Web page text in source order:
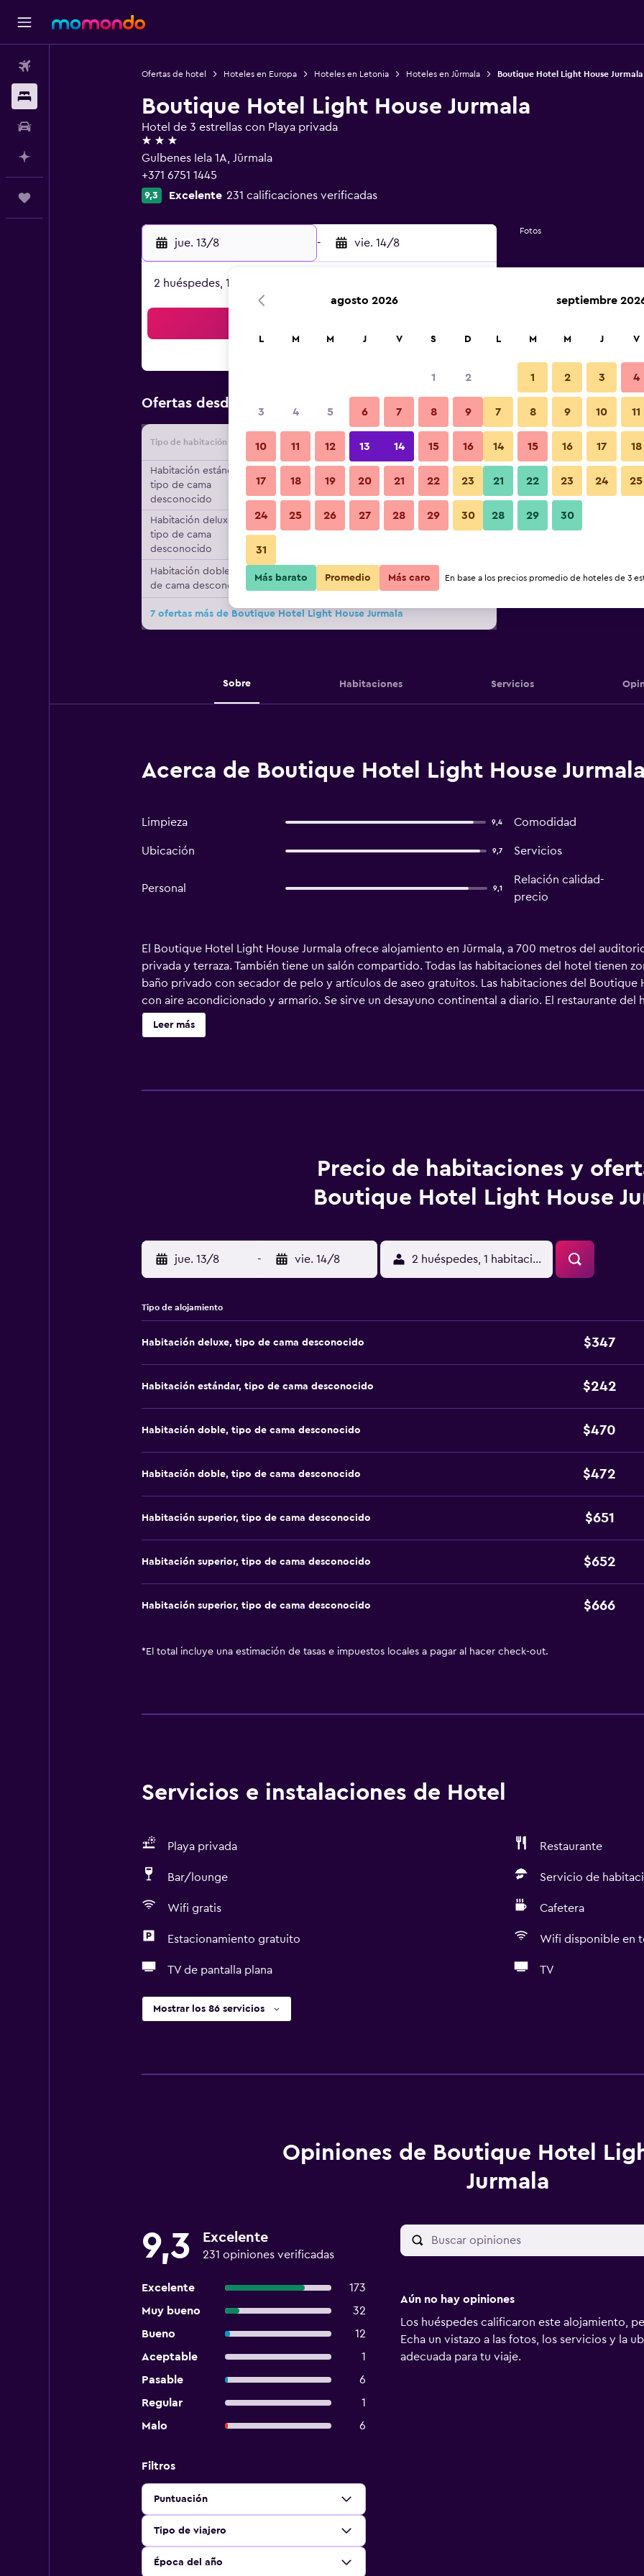
Ofertas de hotel Hoteles en Europa Hoteles en Letonia Hoteles en Jūrmala Boutique Hotel Light House Jurmala
Boutique Hotel Light House Jurmala
Hotel de 3 estrellas con Playa privada
3 estrellas
Gulbenes Iela 1A, Jūrmala
+371 6751 1445
9,3 Excelente 231 calificaciones verificadas
jue. 13/8 - vie. 14/8
2 huéspedes, 1 habitación
Ofertas desde Oferta más barata de precio por noche
Tipo de habitación Proveedor Total noche
Habitación estándar,
tipo de cama
desconocido
$242 Ver oferta
Habitación deluxe,
tipo de cama
desconocido
Habitación doble, tipo
de cama desconocido
$470 Ver oferta
7 ofertas más de Boutique Hotel Light House Jurmala
Fotos
Sobre Habitaciones Servicios
Acerca de Boutique Hotel Light House
Limpieza 9,4 Comodidad
Ubicación 9,7 Servicios
Personal 9,1
Relación calidad-
precio
El Boutique Hotel Light House Jurmala ofrece alojamiento en Jūrmala, a 700 metros del
privada y terraza. También tiene un salón compartido. Todas las habitaciones del hotel tienen
baño privado con secador de pelo y artículos de aseo gratuitos. Las habitaciones del Boutique
con aire acondicionado y armario. Se sirve un desayuno continental a diario. El restaurante del
mediterránea y también ofrece opciones vegetarianas y sin gluten. En los alrededores del
practicar diversas actividades, como ciclismo. La recepción proporciona servicio de
Leer más
Precio de habitaciones y
Boutique Hotel Light House
jue. 13/8 - vie. 14/8 2 huéspedes, 1 habitación
Tipo de alojamiento
Habitación deluxe, tipo de cama desconocido $347
Habitación estándar, tipo de cama desconocido $242
Habitación doble, tipo de cama desconocido $470
Habitación doble, tipo de cama desconocido $472
Habitación superior, tipo de cama desconocido $651
Habitación superior, tipo de cama desconocido $652
Habitación superior, tipo de cama desconocido $666
* El total incluye una estimación de tasas e impuestos locales a pagar al hacer check-out.
Servicios e instalaciones de Hotel
Playa privada Restaurante
Bar/lounge Servicio de
Wifi gratis Cafetera
Estacionamiento gratuito Wifi disponible en
TV de pantalla plana TV
Mostrar los 86 servicios
Opiniones de Boutique Hotel
Jurmala
9,3 Excelente
231 opiniones verificadas
Excelente
173
Muy bueno
32
Bueno
12
Aceptable
1
Pasable
6
Regular
1
Malo
6
Filtros
Puntuación
Tipo de viajero
Época del año
Aún no hay opiniones
Los huéspedes calificaron este alojamiento,
Echa un vistazo a las fotos, los servicios y la
adecuada para tu viaje.
agosto 2026
L M M J V S D
1 2
3 4 5 6 7 8 9
10 11 12 13 14 15 16
17 18 19 20 21 22 23
24 25 26 27 28 29 30
31
septiembre
L M M J V
1 2 3 4
7 8 9 10 11
14 15 16 17 18
21 22 23 24 25
28 29 30
Más barato Promedio Más caro En base a los precios promedio de hoteles de 3